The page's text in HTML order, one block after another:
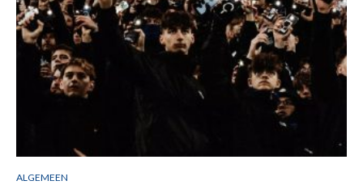
ALGEMEEN